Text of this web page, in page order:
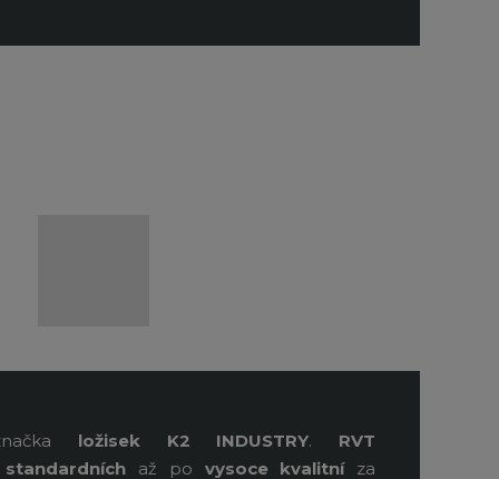
ložisek K2 INDUSTRY. RVT
standardních až po vysoce kvalitníza